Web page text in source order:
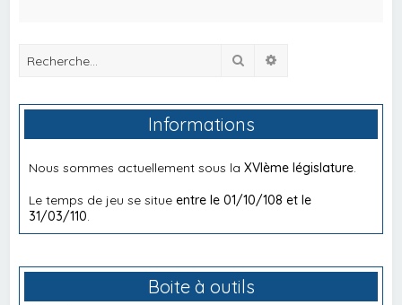
Rechercher
Informations
Nous sommes actuellement sous laXVIème législature.
Le temps de jeu se situeentre le 01/10/108 et le
31/03/110.
Boite à outils